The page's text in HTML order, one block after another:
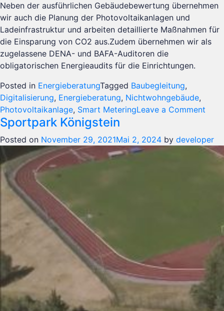
Neben der ausführlichen Gebäudebewertung übernehmen
wir auch die Planung der Photovoltaikanlagen und
Ladeinfrastruktur und arbeiten detaillierte Maßnahmen für
die Einsparung von CO2 aus.Zudem übernehmen wir als
zugelassene DENA- und BAFA-Auditoren die
obligatorischen Energieaudits für die Einrichtungen.
Posted in EnergieberatungTagged Baubegleitung,
Digitalisierung, Energieberatung, Nichtwohngebäude,
Photovoltaikanlage, Smart MeteringLeave a Comment
Sportpark Königstein
Posted on November 29, 2021Mai 2, 2024 by developer